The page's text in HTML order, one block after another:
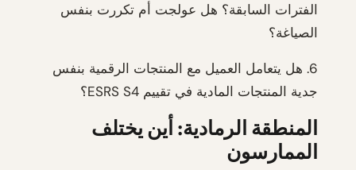
الفترات السابقة؟ هل عولجت أم تكررت بنفس
الصياغة؟
6. هل يتعامل العميل مع المنتجات الرقمية بنفس
جدية المنتجات المادية في تقييم ESRS S4؟
المنطقة الرمادية: أين يختلف
الممارسون